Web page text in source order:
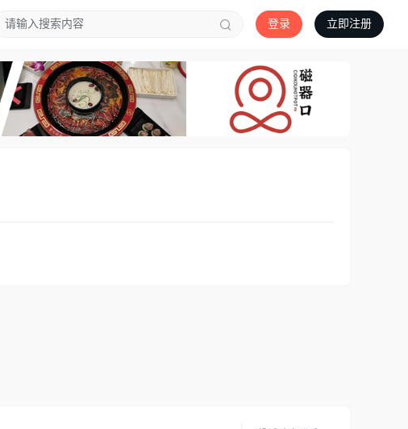
登录 立即注册